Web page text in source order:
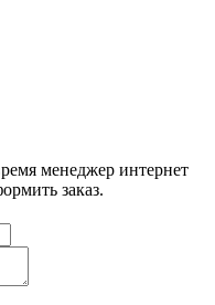
менеджер интернет
заказ.